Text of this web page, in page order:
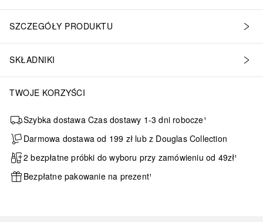
SZCZEGÓŁY PRODUKTU
SKŁADNIKI
TWOJE KORZYŚCI
Szybka dostawa Czas dostawy 1-3 dni robocze¹
Darmowa dostawa od 199 zł lub z Douglas Collection
2 bezpłatne próbki do wyboru przy zamówieniu od 49zł¹
Bezpłatne pakowanie na prezent¹